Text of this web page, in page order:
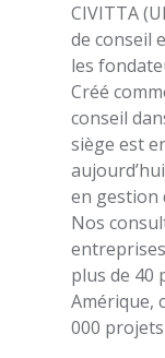
CIVITTA
de conseil
les
Créé
conseil
siège est
en gestion
Nos
plus de 40
Amérique,
000